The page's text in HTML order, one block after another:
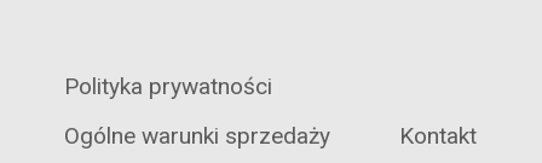
Polityka prywatności
Ogólne warunki sprzedaży
Kontakt